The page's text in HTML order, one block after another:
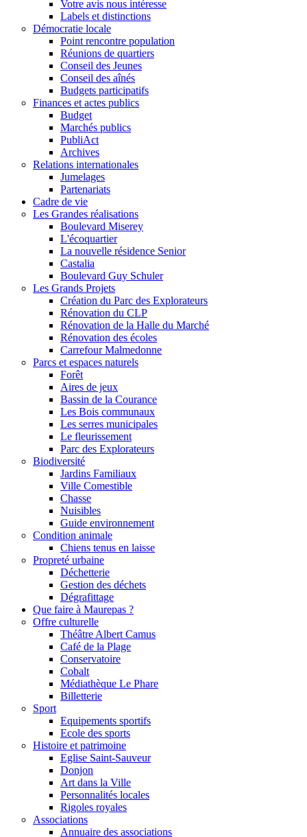
Votre avis nous intéresse
Labels et distinctions
Démocratie locale
Point rencontre population
Réunions de quartiers
Conseil des Jeunes
Conseil des aînés
Budgets participatifs
Finances et actes publics
Budget
Marchés publics
PubliAct
Archives
Relations internationales
Jumelages
Partenariats
Cadre de vie
Les Grandes réalisations
Boulevard Miserey
L'écoquartier
La nouvelle résidence Senior
Castalia
Boulevard Guy Schuler
Les Grands Projets
Création du Parc des Explorateurs
Rénovation du CLP
Rénovation de la Halle du Marché
Rénovation des écoles
Carrefour Malmedonne
Parcs et espaces naturels
Forêt
Aires de jeux
Bassin de la Courance
Les Bois communaux
Les serres municipales
Le fleurissement
Parc des Explorateurs
Biodiversité
Jardins Familiaux
Ville Comestible
Chasse
Nuisibles
Guide environnement
Condition animale
Chiens tenus en laisse
Propreté urbaine
Déchetterie
Gestion des déchets
Dégrafittage
Que faire à Maurepas ?
Offre culturelle
Théâtre Albert Camus
Café de la Plage
Conservatoire
Cobalt
Médiathèque Le Phare
Billetterie
Sport
Equipements sportifs
Ecole des sports
Histoire et patrimoine
Eglise Saint-Sauveur
Donjon
Art dans la Ville
Personnalités locales
Rigoles royales
Associations
Annuaire des associations